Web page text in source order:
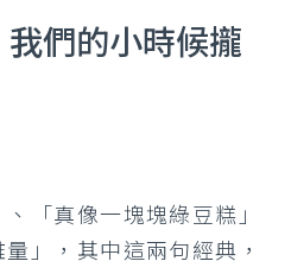
我們的小時候攏
「真像一塊塊綠豆糕」
」，其中這兩句經典，